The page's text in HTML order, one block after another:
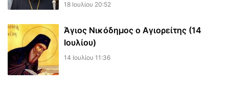
18 Ιουλίου 20:52
Άγιος Νικόδημος ο Αγιορείτης (14
Ιουλίου)
14 Ιουλίου 11:36